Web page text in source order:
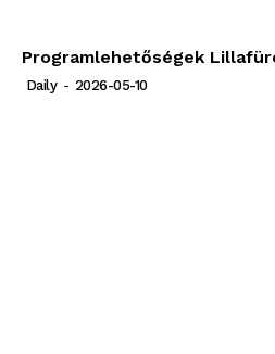
Programlehetőségek
Daily - 2026-05-10